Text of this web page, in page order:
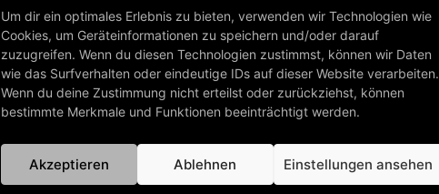
Um dir ein optimales Erlebnis zu bieten, verwenden wir Technologien wie
Cookies, um Geräteinformationen zu speichern und/oder darauf
zuzugreifen. Wenn du diesen Technologien zustimmst, können wir Daten
wie das Surfverhalten oder eindeutige IDs auf dieser Website verarbeiten.
Wenn du deine Zustimmung nicht erteilst oder zurückziehst, können
bestimmte Merkmale und Funktionen beeinträchtigt werden.
Akzeptieren Ablehnen Einstellungen ansehen